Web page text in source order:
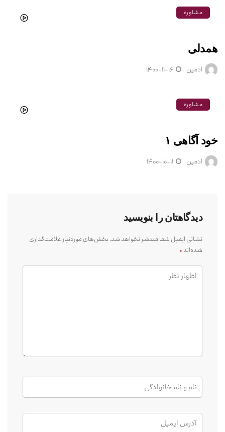
مشاوره
همدلی
ادمین ۱۴۰۰-۱۱-۱۶
مشاوره
خود آگاهی ۱
ادمین ۱۴۰۰-۱۰-۱۱
دیدگاهتان را بنویسید
نشانی ایمیل شما منتشر نخواهد شد. بخش‌های موردنیاز علامت‌گذاری
شده‌اند*